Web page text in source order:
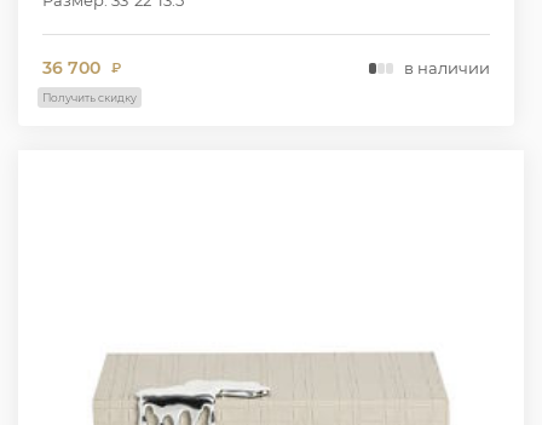
36 700 ₽ в наличии
Получить скидку